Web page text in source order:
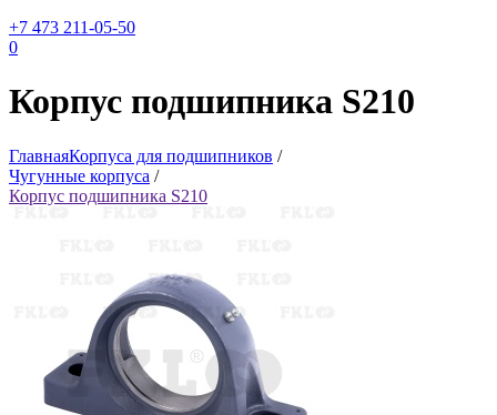
+7 473 211-05-50
0
Корпус подшипника S210
ГлавнаяКорпуса для подшипников /
Чугунные корпуса /
Корпус подшипника S210